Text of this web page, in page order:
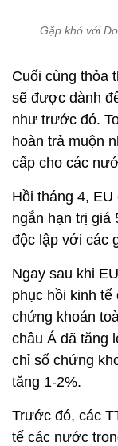
Gặp khó với
Cuối cùng thỏa
sẽ được dành
như trước đó.
hoàn trả muộn
cấp cho các
Hồi tháng 4,
ngắn hạn trị giá
độc lập với các
Ngay sau khi
phục hồi kinh
chứng khoán
châu Á đã tăng
chỉ số chứng
tăng 1-2%.
Trước đó, các
tế các nước